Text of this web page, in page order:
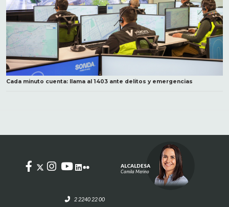
Cada minuto cuenta: llama al 1403 ante delitos y emergencias
2 2240 22 00
ALCALDESA
Camila Merino